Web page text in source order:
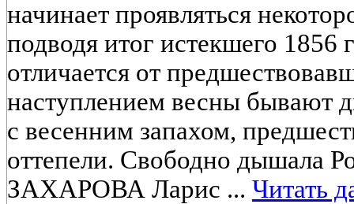
начинает проявляться
подводя итог истекшего 1856
отличается от
наступлением весны бывают
с весенним запахом,
оттепели. Свободно дышала
ЗАХАРОВА Ларис ... Читать